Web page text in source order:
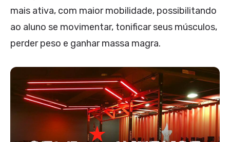
mais ativa, com maior mobilidade, possibilitando
ao aluno se movimentar, tonificar seus músculos,
perder peso e ganhar massa magra.